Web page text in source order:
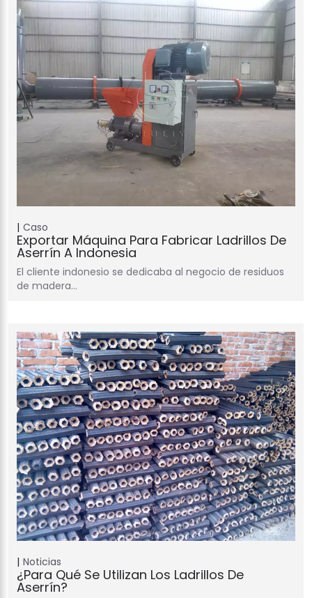
Caso
Exportar Máquina Para Fabricar Ladrillos De
Aserrín A Indonesia
El cliente indonesio se dedicaba al negocio de residuos
de madera…
Noticias
¿Para Qué Se Utilizan Los Ladrillos De
Aserrín?